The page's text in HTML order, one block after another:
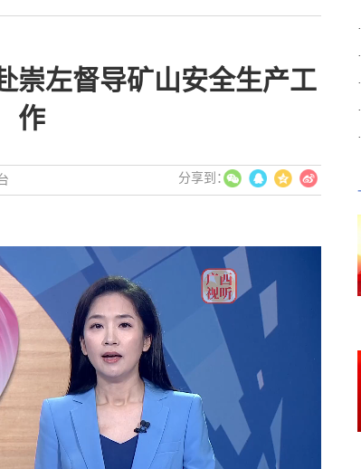
崇左督导矿山安全生产工
作
·
·
·
·
·